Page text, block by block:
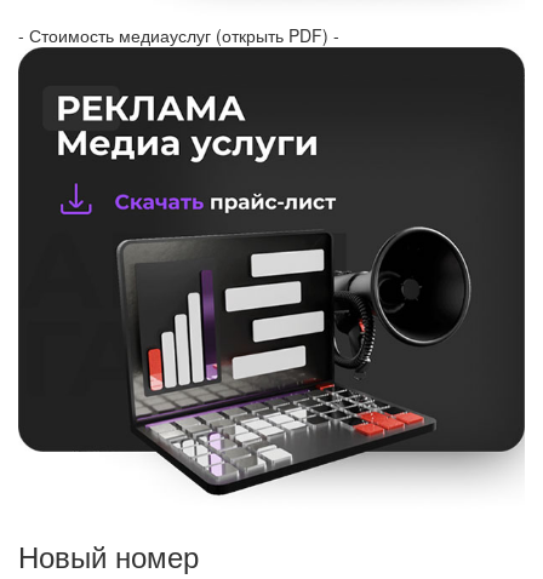
- Стоимость медиауслуг (открыть PDF) -
Новый номер